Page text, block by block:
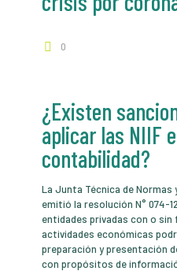
0
¿Existen
aplicar las NIIF
contabilidad?
La Junta Técnica de Normas
emitió la resolución N° 074-
entidades privadas con o sin
actividades económicas
preparación y presentación
con propósitos de